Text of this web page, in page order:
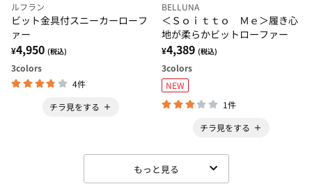
ルフラン
ビット金具付スニーカーローフ
ァー
¥4,950 (税込)
3colors
4件
チラ見をする
BELLUNA
＜Ｓｏｉｔｔｏ Ｍｅ＞履き心
地が柔らかビットローファー
¥4,389 (税込)
3colors
NEW
1件
チラ見をする
もっと見る